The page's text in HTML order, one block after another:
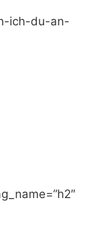
ich-du-an-